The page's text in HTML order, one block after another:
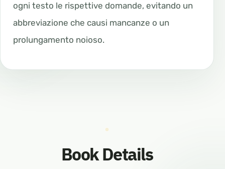
ogni testo le rispettive domande, evitando un
abbreviazione che causi mancanze o un
prolungamento noioso.
Book Details